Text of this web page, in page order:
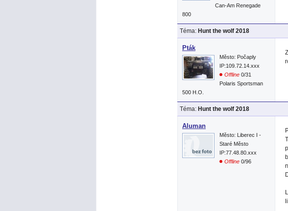
Can-Am Renegade
800
Téma: Hunt the wolf 2018
Pták
Město: Počaply
IP:109.72.14.xxx
Offline 0/31
Polaris Sportsman
500 H.O.
Téma: Hunt the wolf 2018
Aluman
Město: Liberec I -
Staré Město
IP:77.48.80.xxx
Offline 0/96